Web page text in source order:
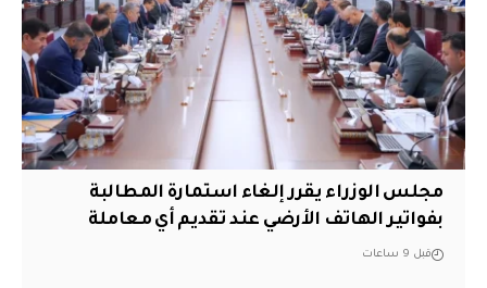
مجلس الوزراء يقرر إلغاء استمارة المطالبة
بفواتير الهاتف الأرضي عند تقديم أي معاملة
قبل 9 ساعات